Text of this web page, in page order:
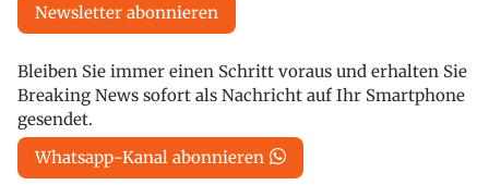
Newsletter abonnieren
Bleiben Sie immer einen Schritt voraus und erhalten Sie
Breaking News sofort als Nachricht auf Ihr Smartphone
gesendet.
Whatsapp-Kanal abonnieren